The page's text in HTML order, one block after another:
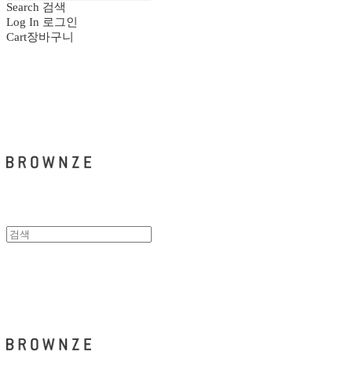
Search 검색
Log In 로그인
Cart장바구니